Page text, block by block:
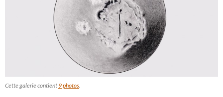
Cette galerie contient 9 photos